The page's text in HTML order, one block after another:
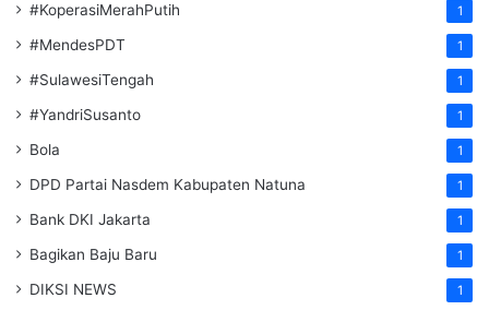
#KoperasiMerahPutih 1
#MendesPDT 1
#SulawesiTengah 1
#YandriSusanto 1
Bola 1
DPD Partai Nasdem Kabupaten Natuna 1
Bank DKI Jakarta 1
Bagikan Baju Baru 1
DIKSI NEWS 1